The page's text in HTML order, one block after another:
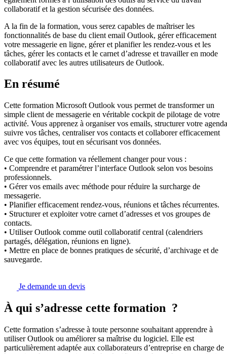
collaboratif et la gestion sécurisée des données.
A la fin de la formation, vous serez capables de maîtriser les
fonctionnalités de base du client email Outlook, gérer efficacement
votre messagerie en ligne, gérer et planifier les rendez-vous et les
tâches, gérer les contacts et le carnet d’adresse et travailler en mode
collaboratif avec les autres utilisateurs de Outlook.
En résumé
Cette formation Microsoft Outlook vous permet de transformer un
simple client de messagerie en véritable cockpit de pilotage de votre
activité. Vous apprenez à organiser vos emails, structurer votre
suivre vos tâches, centraliser vos contacts et collaborer efficacement
avec vos équipes, tout en sécurisant vos données.
Ce que cette formation va réellement changer pour vous :
• Comprendre et paramétrer l’interface Outlook selon vos besoins
professionnels.
• Gérer vos emails avec méthode pour réduire la surcharge de
messagerie.
• Planifier efficacement rendez-vous, réunions et tâches récurrentes.
• Structurer et exploiter votre carnet d’adresses et vos groupes de
contacts.
• Utiliser Outlook comme outil collaboratif central (calendriers
partagés, délégation, réunions en ligne).
• Mettre en place de bonnes pratiques de sécurité, d’archivage et de
sauvegarde.
Je demande un devis
À qui s’adresse cette formation ?
Cette formation s’adresse à toute personne souhaitant apprendre à
utiliser Outlook ou améliorer sa maîtrise du logiciel. Elle est
particulièrement adaptée aux collaborateurs d’entreprise en charge de